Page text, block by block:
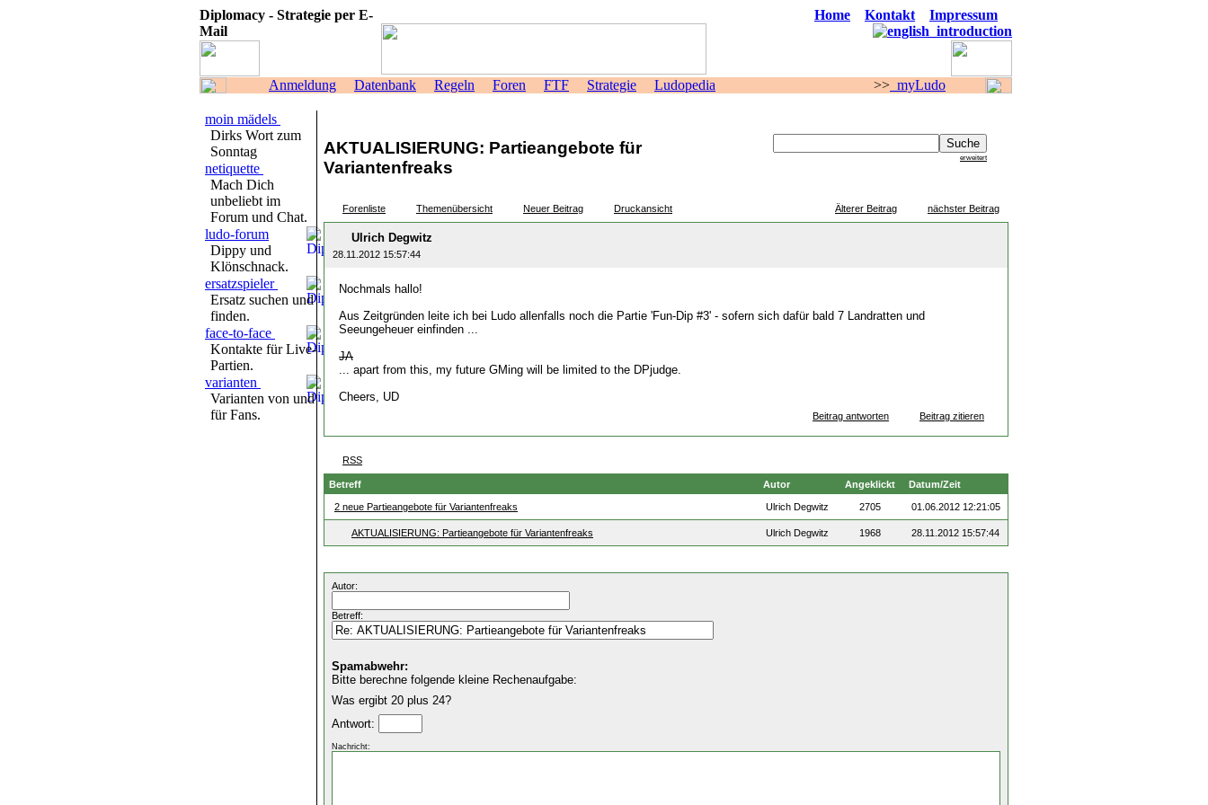
Diplomacy - Strategie per E-
Mail
Home Kontakt Impressum
Anmeldung Datenbank Regeln Foren FTF Strategie Ludopedia >> myLudo
moin mädels
Dirks Wort zum
Sonntag
netiquette
Mach Dich
unbeliebt im
Forum und Chat.
ludo-forum
Dippy und
Klönschnack.
ersatzspieler
Ersatz suchen und
finden.
face-to-face
Kontakte für Live-
Partien.
varianten
Varianten von und
für Fans.
erweitert
AKTUALISIERUNG: Partieangebote für
Variantenfreaks
Älterer Beitrag nächster Beitrag
Forenliste Themenübersicht Neuer Beitrag Druckansicht
Ulrich Degwitz
28.11.2012 15:57:44
Nochmals hallo!
Aus Zeitgründen leite ich bei Ludo allenfalls noch die Partie 'Fun-Dip #3' - sofern sich dafür bald 7 Landratten und
Seeungeheuer einfinden ...
JA
... apart from this, my future GMing will be limited to the DPjudge.
Cheers, UD
Beitrag antworten Beitrag zitieren
RSS
Betreff Autor Angeklickt Datum/Zeit
2 neue Partieangebote für Variantenfreaks Ulrich Degwitz 2705 01.06.2012 12:21:05
AKTUALISIERUNG: Partieangebote für Variantenfreaks Ulrich Degwitz 1968 28.11.2012 15:57:44
Autor:
Betreff:
Spamabwehr:
Bitte berechne folgende kleine Rechenaufgabe:
Was ergibt 20 plus 24?
Antwort:
Nachricht: